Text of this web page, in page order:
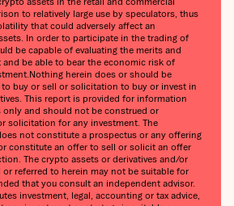
to relatively large use by speculators, thus
that could adversely affect an
In order to participate in the trading of
be capable of evaluating the merits and
be able to bear the economic risk of
herein does or should be
buy or sell or solicitation to buy or invest in
This report is provided for information
only and should not be construed or
solicitation for any investment. The
not constitute a prospectus or any offering
constitute an offer to sell or solicit an offer
The crypto assets or derivatives and/or
or referred to herein may not be suitable for
that you consult an independent advisor.
investment, legal, accounting or tax advice,